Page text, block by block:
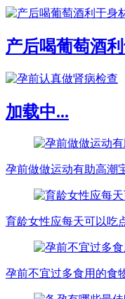
产后喝葡萄酒
加载中...
孕前做做运动有助高潮
育龄女性应每天可以吃
孕前不宜过多食用的食